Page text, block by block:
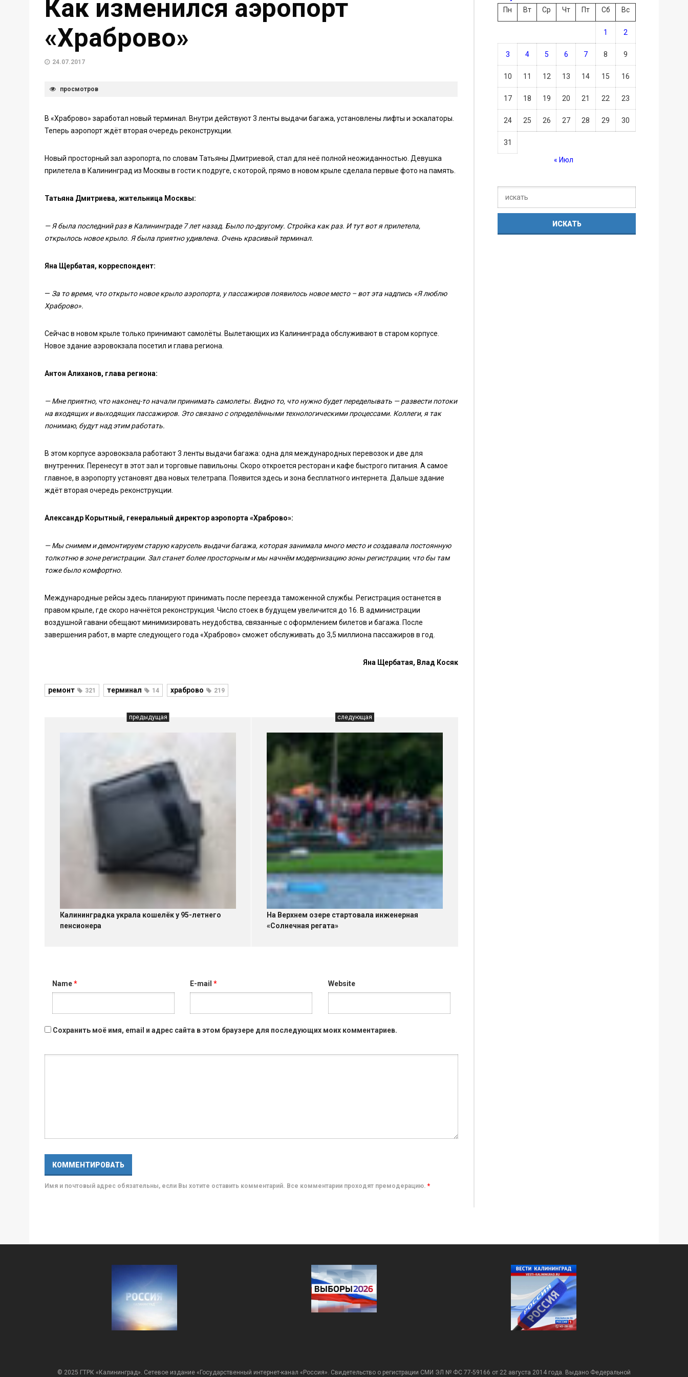
Как изменился аэропорт
«Храброво»
24.07.2017
просмотров
В «Храброво» заработал новый терминал. Внутри действуют 3 ленты выдачи багажа, установлены лифты и эскалаторы.
Теперь аэропорт ждёт вторая очередь реконструкции.
Новый просторный зал аэропорта, по словам Татьяны Дмитриевой, стал для неё полной неожиданностью. Девушка
прилетела в Калининград из Москвы в гости к подруге, с которой, прямо в новом крыле сделала первые фото на память.
Татьяна Дмитриева, жительница Москвы:
— Я была последний раз в Калининграде 7 лет назад. Было по-другому. Стройка как раз. И тут вот я прилетела,
открылось новое крыло. Я была приятно удивлена. Очень красивый терминал.
Яна Щербатая, корреспондент:
— За то время, что открыто новое крыло аэропорта, у пассажиров появилось новое место – вот эта надпись «Я люблю
Храброво».
Сейчас в новом крыле только принимают самолёты. Вылетающих из Калининграда обслуживают в старом корпусе.
Новое здание аэровокзала посетил и глава региона.
Антон Алиханов, глава региона:
— Мне приятно, что наконец-то начали принимать самолеты. Видно то, что нужно будет переделывать — развести потоки
на входящих и выходящих пассажиров. Это связано с определёнными технологическими процессами. Коллеги, я так
понимаю, будут над этим работать.
В этом корпусе аэровокзала работают 3 ленты выдачи багажа: одна для международных перевозок и две для
внутренних. Перенесут в этот зал и торговые павильоны. Скоро откроется ресторан и кафе быстрого питания. А самое
главное, в аэропорту установят два новых телетрапа. Появится здесь и зона бесплатного интернета. Дальше здание
ждёт вторая очередь реконструкции.
Александр Корытный, генеральный директор аэропорта «Храброво»:
— Мы снимем и демонтируем старую карусель выдачи багажа, которая занимала много место и создавала постоянную
толкотню в зоне регистрации. Зал станет более просторным и мы начнём модернизацию зоны регистрации, что бы там
тоже было комфортно.
Международные рейсы здесь планируют принимать после переезда таможенной службы. Регистрация останется в
правом крыле, где скоро начнётся реконструкция. Число стоек в будущем увеличится до 16. В администрации
воздушной гавани обещают минимизировать неудобства, связанные с оформлением билетов и багажа. После
завершения работ, в марте следующего года «Храброво» сможет обслуживать до 3,5 миллиона пассажиров в год.
Яна Щербатая, Влад Косяк
ремонт 321 терминал 14 храброво 219
предыдущая
Калининградка украла кошелёк у 95-летнего
пенсионера
следующая
На Верхнем озере стартовала инженерная
«Солнечная регата»
Name* E-mail* Website
Сохранить моё имя, email и адрес сайта в этом браузере для последующих моих комментариев.
Имя и почтовый адрес обязательны, если Вы хотите оставить комментарий. Все комментарии проходят премодерацию. *
Пн
Вт Ср Чт Пт Сб Вс
1 2
3 4 5 6 7 8 9
10 11 12 13 14 15 16
17 18 19 20 21 22 23
24 25 26 27 28 29 30
31
« Июл
© 2025 ГТРК «Калининград». Сетевое издание «Государственный интернет-канал «Россия». Свидетельство о регистрации СМИ ЭЛ № ФС 77-59166 от 22 августа 2014 года. Выдано Федеральной